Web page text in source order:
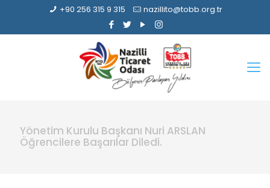
+90 256 315 9 315 nazillito@tobb.org.tr
Yönetim Kurulu Başkanı Nuri ARSLAN
Öğrencilere Başarılar Diledi.